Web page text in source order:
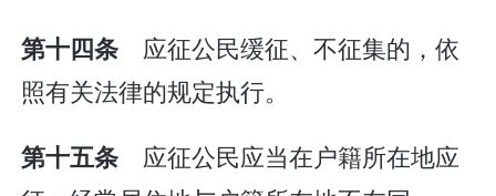
第十四条 应征公民缓征、不征集的，依
照有关法律的规定执行。
第十五条 应征公民应当在户籍所在地应